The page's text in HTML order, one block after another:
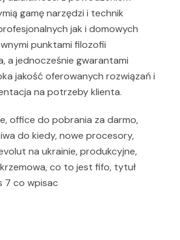
gamę narzędzi i technik
jak i domowych
punktami filozofii
a jednocześnie gwarantami
jakość oferowanych rozwiązań i
na potrzeby klienta.
office do pobrania za darmo,
do kiedy, nowe procesory,
na ukrainie, produkcyjne,
co to jest fifo, tytuł
7 co wpisac